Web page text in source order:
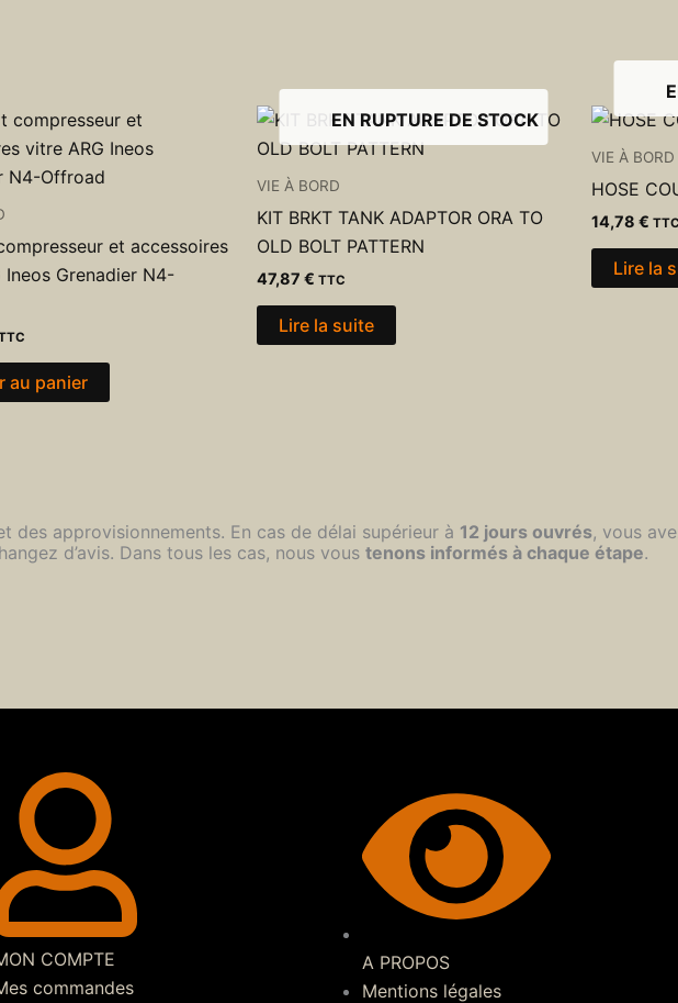
et accessoires
Ineos Grenadier N4-
au panier
EN RUPTURE DE STOCK
VIE À BORD
KIT BRKT TANK ADAPTOR ORA TO
OLD BOLT PATTERN
47,87 € TTC
Lire la suite
VIE À BORD
HOSE
14,78 € TTC
Lire la
approvisionnements. En cas de délai supérieur à 12 jours ouvrés, vous
d’avis. Dans tous les cas, nous vous tenons informés à chaque étape.
COMPTE
commandes
A PROPOS
Mentions légales